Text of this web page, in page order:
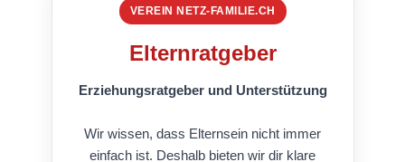
VEREIN NETZ-FAMILIE.CH
Elternratgeber
Erziehungsratgeber und Unterstützung
Wir wissen, dass Elternsein nicht immer
einfach ist. Deshalb bieten wir dir klare